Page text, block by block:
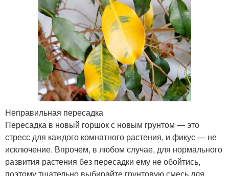
Неправильная пересадка
Пересадка в новый горшок с новым грунтом — это
стресс для каждого комнатного растения, и фикус — не
исключение. Впрочем, в любом случае, для нормального
развития растения без пересадки ему не обойтись,